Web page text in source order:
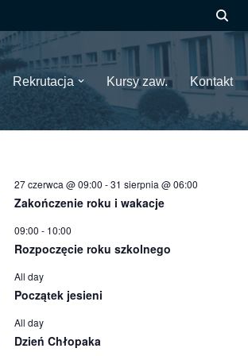
Rekrutacja Kursy zaw. Kontakt
27 czerwca @ 09:00 -31 sierpnia @ 06:00
Zakończenie roku i wakacje
09:00 - 10:00
Rozpoczęcie roku szkolnego
All day
Początek jesieni
All day
Dzień Chłopaka